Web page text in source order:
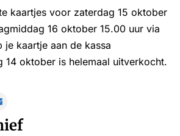
kaartjes voor zaterdag 15 oktober
16 oktober 15.00 uur via
je kaartje aan de kassa
14 oktober is helemaal uitverkocht.